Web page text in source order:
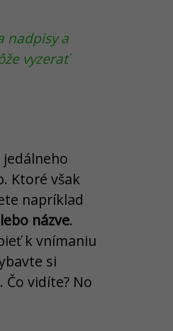
nadpisy a
vyzerať
Ktoré však
napríklad
názve.
k vnímaniu
si
vidíte? No